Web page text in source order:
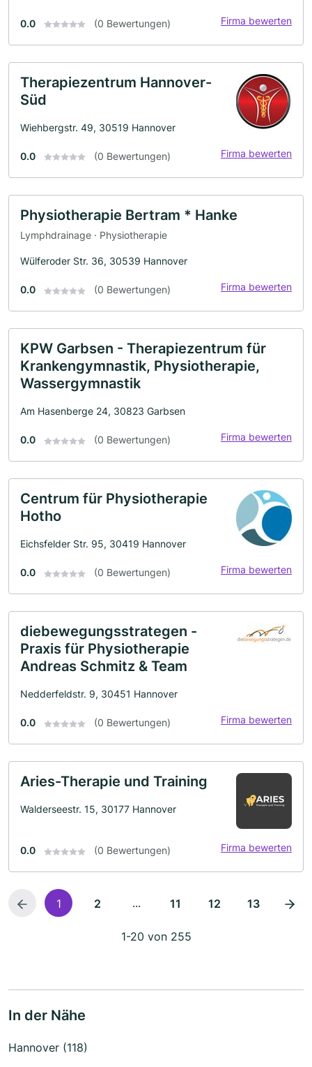
0.0 (0 Bewertungen) Firma bewerten
Therapiezentrum Hannover-
Süd
Wiehbergstr. 49, 30519 Hannover
0.0 (0 Bewertungen) Firma bewerten
Physiotherapie Bertram * Hanke
Lymphdrainage · Physiotherapie
Wülferoder Str. 36, 30539 Hannover
0.0 (0 Bewertungen) Firma bewerten
KPW Garbsen - Therapiezentrum für
Krankengymnastik, Physiotherapie,
Wassergymnastik
Am Hasenberge 24, 30823 Garbsen
0.0 (0 Bewertungen) Firma bewerten
Centrum für Physiotherapie
Hotho
Eichsfelder Str. 95, 30419 Hannover
0.0 (0 Bewertungen) Firma bewerten
diebewegungsstrategen -
Praxis für Physiotherapie
Andreas Schmitz & Team
Nedderfeldstr. 9, 30451 Hannover
0.0 (0 Bewertungen) Firma bewerten
Aries-Therapie und Training
Walderseestr. 15, 30177 Hannover
0.0 (0 Bewertungen) Firma bewerten
1 2 ... 11 12 13
1-20 von 255
In der Nähe
Hannover (118)